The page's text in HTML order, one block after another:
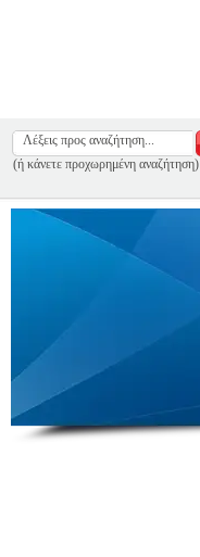
(ή κάνετε προχωρημένη αναζήτηση)